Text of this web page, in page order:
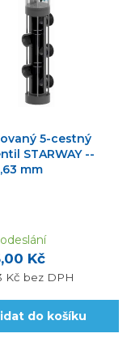
5-cestný
STARWAY --
mm
Kč
Kč bez DPH
do košíku